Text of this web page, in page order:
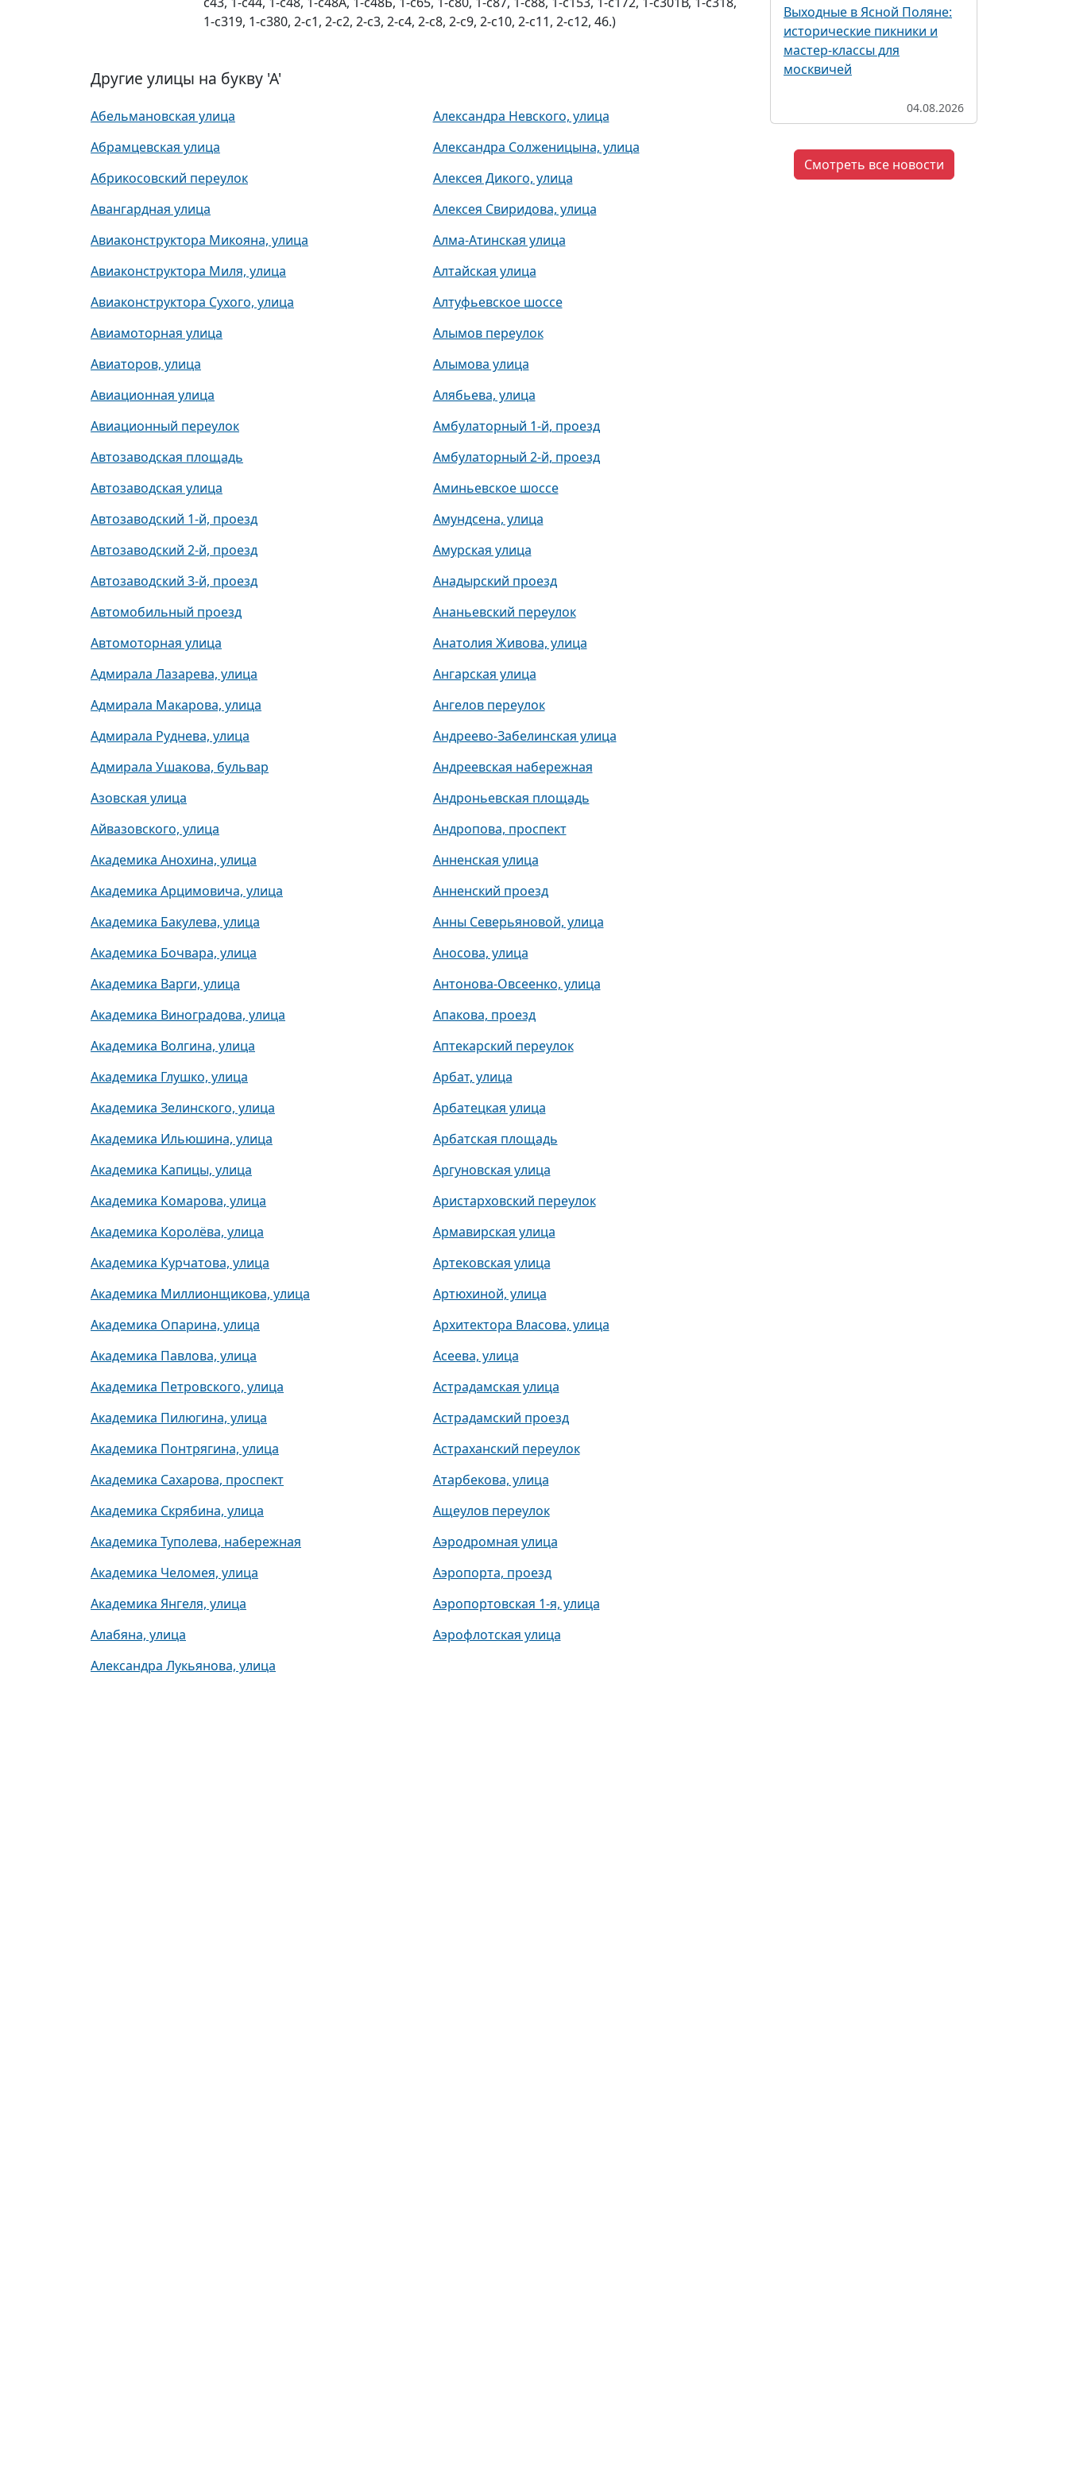
1-с319, 1-с380, 2-с1, 2-с2, 2-с3, 2-с4, 2-с8, 2-с9, 2-с10, 2-с11, 2-с12, 46.)
Другие улицы на букву 'А'
Абельмановская улица
Абрамцевская улица
Абрикосовский переулок
Авангардная улица
Авиаконструктора Микояна, улица
Авиаконструктора Миля, улица
Авиаконструктора Сухого, улица
Авиамоторная улица
Авиаторов, улица
Авиационная улица
Авиационный переулок
Автозаводская площадь
Автозаводская улица
Автозаводский 1-й, проезд
Автозаводский 2-й, проезд
Автозаводский 3-й, проезд
Автомобильный проезд
Автомоторная улица
Адмирала Лазарева, улица
Адмирала Макарова, улица
Адмирала Руднева, улица
Адмирала Ушакова, бульвар
Азовская улица
Айвазовского, улица
Академика Анохина, улица
Академика Арцимовича, улица
Академика Бакулева, улица
Академика Бочвара, улица
Академика Варги, улица
Академика Виноградова, улица
Академика Волгина, улица
Академика Глушко, улица
Академика Зелинского, улица
Академика Ильюшина, улица
Академика Капицы, улица
Академика Комарова, улица
Академика Королёва, улица
Академика Курчатова, улица
Академика Миллионщикова, улица
Академика Опарина, улица
Академика Павлова, улица
Академика Петровского, улица
Академика Пилюгина, улица
Академика Понтрягина, улица
Академика Сахарова, проспект
Академика Скрябина, улица
Академика Туполева, набережная
Академика Челомея, улица
Академика Янгеля, улица
Алабяна, улица
Александра Лукьянова, улица
Александра Невского, улица
Александра Солженицына, улица
Алексея Дикого, улица
Алексея Свиридова, улица
Алма-Атинская улица
Алтайская улица
Алтуфьевское шоссе
Алымов переулок
Алымова улица
Алябьева, улица
Амбулаторный 1-й, проезд
Амбулаторный 2-й, проезд
Аминьевское шоссе
Амундсена, улица
Амурская улица
Анадырский проезд
Ананьевский переулок
Анатолия Живова, улица
Ангарская улица
Ангелов переулок
Андреево-Забелинская улица
Андреевская набережная
Андроньевская площадь
Андропова, проспект
Анненская улица
Анненский проезд
Анны Северьяновой, улица
Аносова, улица
Антонова-Овсеенко, улица
Апакова, проезд
Аптекарский переулок
Арбат, улица
Арбатецкая улица
Арбатская площадь
Аргуновская улица
Аристарховский переулок
Армавирская улица
Артековская улица
Артюхиной, улица
Архитектора Власова, улица
Асеева, улица
Астрадамская улица
Астрадамский проезд
Астраханский переулок
Атарбекова, улица
Ащеулов переулок
Аэродромная улица
Аэропорта, проезд
Аэропортовская 1-я, улица
Аэрофлотская улица
Выходные в Ясной Поляне:
исторические пикники и
мастер-классы для
москвичей
04.08.2026
Смотреть все новости